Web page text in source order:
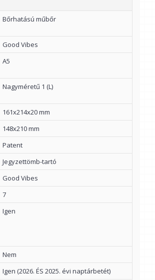
Bőrhatású műbőr
Good Vibes
A5
Nagyméretű 1 (L)
161x214x20 mm
148x210 mm
Patent
Jegyzettömb-tartó
Good Vibes
7
Igen
Nem
Igen (2026. ÉS 2025. évi naptárbetét)